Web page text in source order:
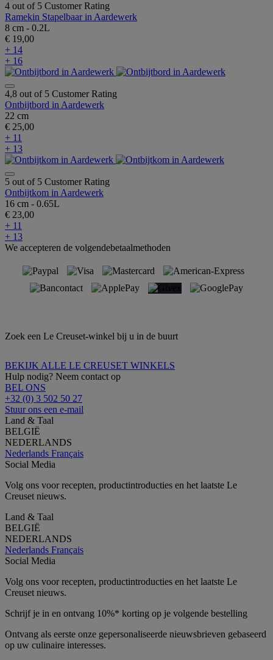
4 out of 5 Customer Rating
Ramekin Stapelbaar in Aardewerk
8 cm - 0.2L
€ 19,00
+ 14
+ 16
4,8 out of 5 Customer Rating
Ontbijtbord in Aardewerk
22 cm
€ 25,00
+ 11
+ 13
5 out of 5 Customer Rating
Ontbijtkom in Aardewerk
16 cm - 0.65L
€ 23,00
+ 11
+ 13
We accepteren de volgendebetaalmethoden
Zoek een Le Creuset-winkel bij u in de buurt
BEKIJK ALLE LE CREUSET WINKELS
Hulp nodig? Neem contact op
BEL ONS
+32 (0) 3 502 50 27
Stuur ons een e-mail
Land & Taal
BELGIË
NEDERLANDS
Nederlands Français
Social Media
Volg ons voor recepten, productintroducties en het laatste Le
Creuset nieuws.
Land & Taal
BELGIË
NEDERLANDS
Nederlands Français
Social Media
Volg ons voor recepten, productintroducties en het laatste Le
Creuset nieuws.
Schrijf je in en ontvang 10%* korting op je volgende bestelling
Ontvang als eerste onze gepersonaliseerde nieuwsbrieven gebaseerd
op uw culinaire interesses.